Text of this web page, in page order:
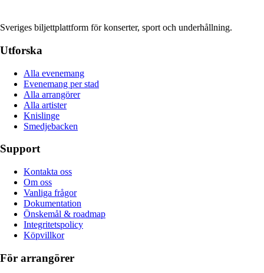
Sveriges biljettplattform för konserter, sport och underhållning.
Utforska
Alla evenemang
Evenemang per stad
Alla arrangörer
Alla artister
Knislinge
Smedjebacken
Support
Kontakta oss
Om oss
Vanliga frågor
Dokumentation
Önskemål & roadmap
Integritetspolicy
Köpvillkor
För arrangörer